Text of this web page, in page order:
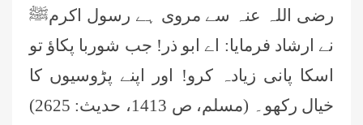
رضی اللہ عنہ سے مروی ہے رسول اکرمﷺ
نے ارشاد فرمایا: اے ابو ذر! جب شوربا پکاؤ تو
اسکا پانی زیادہ کرو! اور اپنے پڑوسیوں کا
خیال رکھو۔ (مسلم، ص 1413، حدیث: 2625)